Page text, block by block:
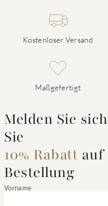
Kostenloser Versand
Maßgefertigt
Melden Sie
Sie
10% Rabatt auf
Bestellung
Vorname